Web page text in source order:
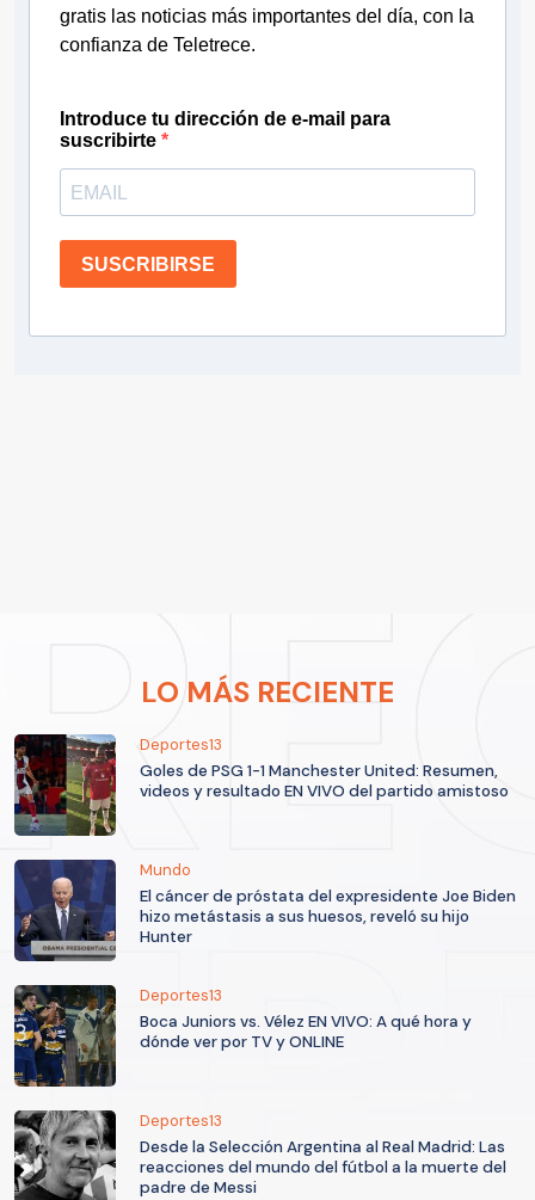
gratis las noticias más importantes del día, con la
confianza de Teletrece.
Introduce tu dirección de e-mail para
suscribirte
SUSCRIBIRSE
LO MÁS RECIENTE
Deportes13
Goles de PSG 1-1 Manchester United: Resumen,
videos y resultado EN VIVO del partido amistoso
Mundo
El cáncer de próstata del expresidente Joe Biden
hizo metástasis a sus huesos, reveló su hijo
Hunter
Deportes13
Boca Juniors vs. Vélez EN VIVO: A qué hora y
dónde ver por TV y ONLINE
Deportes13
Desde la Selección Argentina al Real Madrid: Las
reacciones del mundo del fútbol a la muerte del
padre de Messi